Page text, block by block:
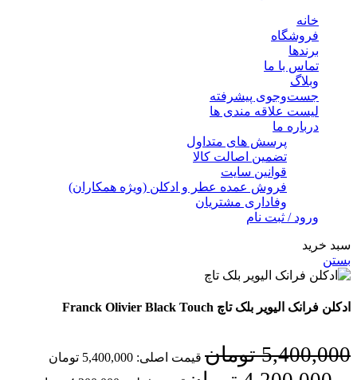
خانه
فروشگاه
برندها
تماس با ما
وبلاگ
جست‌وجوی پیشرفته
لیست علاقه مندی ها
درباره ما
پرسش های متداول
تضمین اصالت کالا
قوانین سایت
فروش عمده عطر و ادکلن (ویژه همکاران)
وفاداری مشتریان
ورود / ثبت نام
سبد خرید
بستن
ادکلن فرانک الیویر بلک تاچ Franck Olivier Black Touch
5,400,000 تومان
قیمت اصلی: 5,400,000 تومان